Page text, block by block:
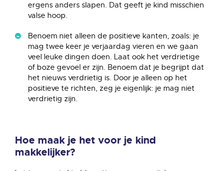
ergens anders slapen. Dat geeft je kind misschien
valse hoop.
Benoem niet alleen de positieve kanten, zoals: je
mag twee keer je verjaardag vieren en we gaan
veel leuke dingen doen. Laat ook het verdrietige
of boze gevoel er zijn. Benoem dat je begrijpt dat
het nieuws verdrietig is. Door je alleen op het
positieve te richten, zeg je eigenlijk: je mag niet
verdrietig zijn.
Hoe maak je het voor je kind
makkelijker?